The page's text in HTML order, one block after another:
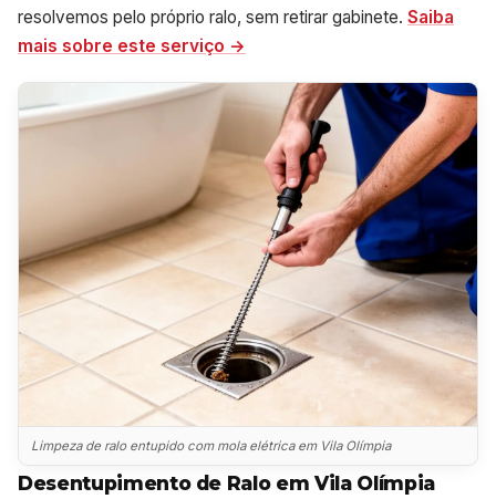
resolvemos pelo próprio ralo, sem retirar gabinete. Saiba
mais sobre este serviço →
Limpeza de ralo entupido com mola elétrica em Vila Olímpia
Desentupimento de Ralo em Vila Olímpia